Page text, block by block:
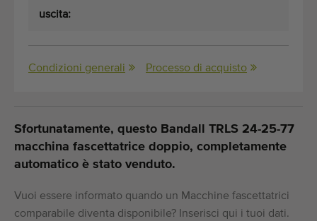
uscita:
Condizioni generali Processo di acquisto
Sfortunatamente, questo Bandall TRLS 24-25-77
macchina fascettatrice doppio, completamente
automatico è stato venduto.
Vuoi essere informato quando un Macchine fascettatrici
comparabile diventa disponibile? Inserisci qui i tuoi dati.